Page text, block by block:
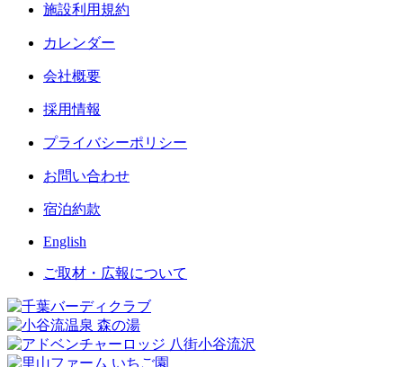
施設利用規約
カレンダー
会社概要
採用情報
プライバシーポリシー
お問い合わせ
宿泊約款
English
ご取材・広報について